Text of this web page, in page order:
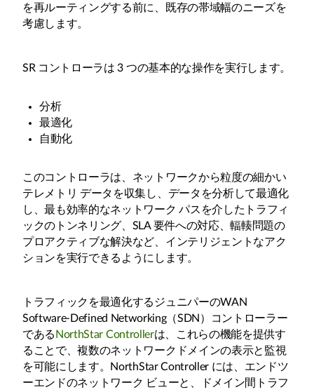
を再ルーティングする前に、既存の帯域幅のニーズを
考慮します。
SR コントローラは 3 つの基本的な操作を実行します。
分析
最適化
自動化
このコントローラは、ネットワークから粒度の細かい
テレメトリ データを収集し、データを分析して最適化
し、最も効率的なネットワーク パスを介したトラフィ
ックのトンネリング、SLA 要件への対応、輻輳問題の
プロアクティブな解決など、インテリジェントなアク
ションを実行できるようにします。
トラフィックを最適化するジュニパーのWAN
Software-Defined Networking（SDN）コントローラー
である NorthStar Controllerは、これらの機能を提供す
ることで、複数のネットワークドメインの表示と監視
を可能にします。NorthStar Controller には、エンドツ
ーエンドのネットワーク ビューと、ドメイン間トラフ